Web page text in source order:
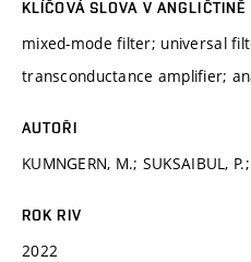
KLÍČOVÁ SLOVA V ANGLIČTINĚ
mixed-mode filter; universal
transconductance amplifier;
AUTOŘI
KUMNGERN, M.; SUKSAIBUL,
ROK RIV
2022